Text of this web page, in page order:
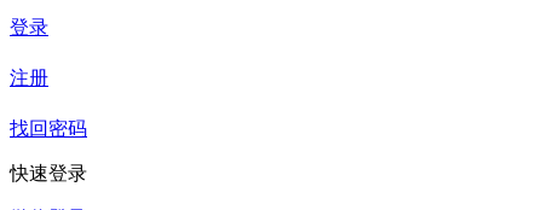
登录
注册
找回密码
快速登录